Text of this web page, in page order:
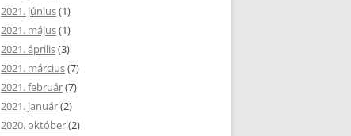
2021. június(1)
2021. május(1)
2021. április(3)
2021. március(7)
2021. február(7)
2021. január(2)
2020. október(2)